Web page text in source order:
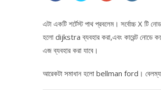
এটা একটি শর্টেস্ট পাথ প্রবলেম। সর্বোচ্চ X টি
হলো dijkstra ব্যবহার করা,এবং কারেন্ট নোডে
এজ ব্যবহার করা যাবে।
আরেকটা সমাধান হলো bellman ford।